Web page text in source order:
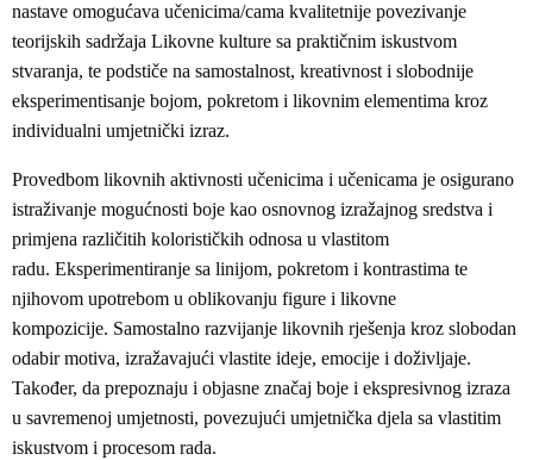
nastave omogućava učenicima/cama kvalitetnije povezivanje
teorijskih sadržaja Likovne kulture sa praktičnim iskustvom
stvaranja, te podstiče na samostalnost, kreativnost i slobodnije
eksperimentisanje bojom, pokretom i likovnim elementima kroz
individualni umjetnički izraz.
Provedbom likovnih aktivnosti učenicima i učenicama je osigurano
istraživanje mogućnosti boje kao osnovnog izražajnog sredstva i
primjena različitih kolorističkih odnosa u vlastitom
radu. Eksperimentiranje sa linijom, pokretom i kontrastima te
njihovom upotrebom u oblikovanju figure i likovne
kompozicije. Samostalno razvijanje likovnih rješenja kroz slobodan
odabir motiva, izražavajući vlastite ideje, emocije i doživljaje.
Također, da prepoznaju i objasne značaj boje i ekspresivnog izraza
u savremenoj umjetnosti, povezujući umjetnička djela sa vlastitim
iskustvom i procesom rada.